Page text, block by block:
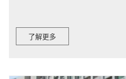
了解更多